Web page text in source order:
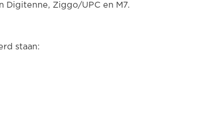
Digitenne, Ziggo/UPC en M7.
staan: